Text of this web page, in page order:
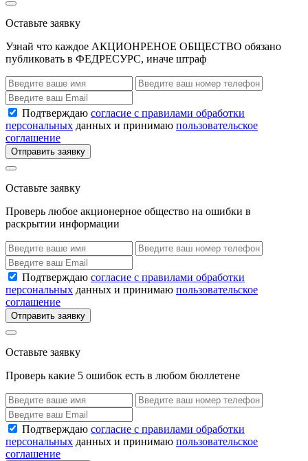
Оставьте заявку
Узнай что каждое АКЦИОНРЕНОЕ ОБЩЕСТВО обязано
публиковать в ФЕДРЕСУРС, иначе штраф
Подтверждаю согласие с правилами обработки
персональных данных и принимаю пользовательское
соглашение
Отправить заявку
Оставьте заявку
Проверь любое акционерное общество на ошибки в
раскрытии информации
Подтверждаю согласие с правилами обработки
персональных данных и принимаю пользовательское
соглашение
Отправить заявку
Оставьте заявку
Проверь какие 5 ошибок есть в любом бюллетене
Подтверждаю согласие с правилами обработки
персональных данных и принимаю пользовательское
соглашение